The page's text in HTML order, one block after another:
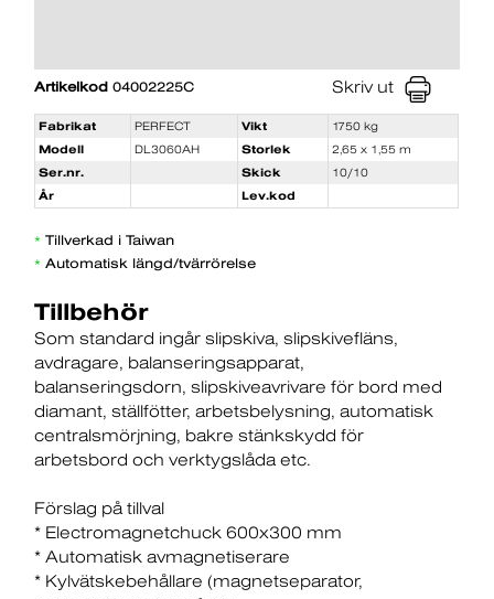
Artikelkod 04002225C Skriv ut
Fabrikat PERFECT Vikt
1750 kg
Modell
DL3060AH Storlek
2,65 x 1,55 m
Ser.nr.
Skick
10/10
År
Lev.kod
*Tillverkad i Taiwan
*Automatisk längd/tvärrörelse
Tillbehör
Som standard ingår slipskiva slipskivefläns
avdragare balanseringsapparat
balanseringsdorn slipskiveavrivare för bord med
diamant ställfötter arbetsbelysning automatisk
centralsmörjning bakre stänkskydd för
arbetsbord och verktygslåda etc.
Förslag på tillval
* Electromagnetchuck 600x300 mm
* Automatisk avmagnetiserare
* Kylvätskebehållare (magnetseparator